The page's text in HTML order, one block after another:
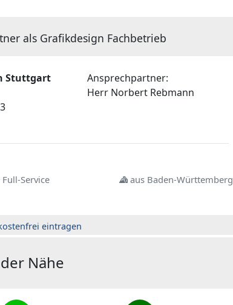
als Grafikdesign Fachbetrieb
Stuttgart
Ansprechpartner:
Herr Norbert Rebmann
Full-Service aus Baden-Württemberg
eintragen
Nähe